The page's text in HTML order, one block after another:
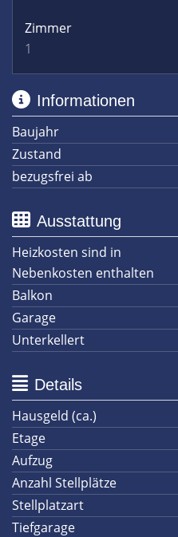
Zimmer
1
Informationen
Baujahr
Zustand
bezugsfrei ab
Ausstattung
Heizkosten sind in
Nebenkosten enthalten
Balkon
Garage
Unterkellert
Details
Hausgeld (ca.)
Etage
Aufzug
Anzahl Stellplätze
Stellplatzart
Tiefgarage